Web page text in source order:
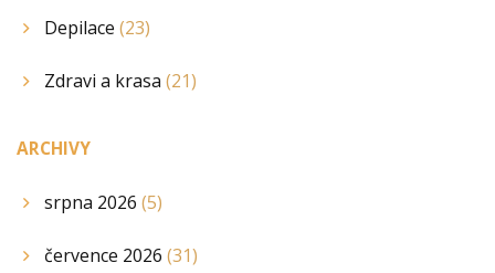
Depilace (23)
Zdravi a krasa (21)
ARCHIVY
srpna 2026 (5)
července 2026 (31)